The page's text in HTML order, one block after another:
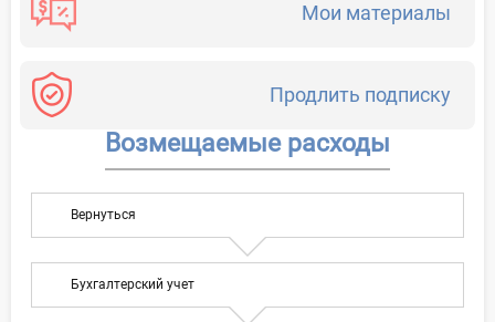
Мои материалы
Продлить подписку
Возмещаемые расходы
Вернуться
Бухгалтерский учет